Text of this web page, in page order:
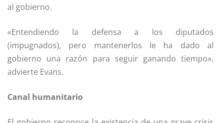
al gobierno.
«Entendiendo la defensa a los diputados
(impugnados), pero mantenerlos le ha dado al
gobierno una razón para seguir ganando tiempo»,
advierte Evans.
Canal humanitario